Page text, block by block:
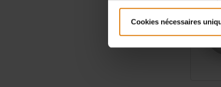
Cookies nécessaires